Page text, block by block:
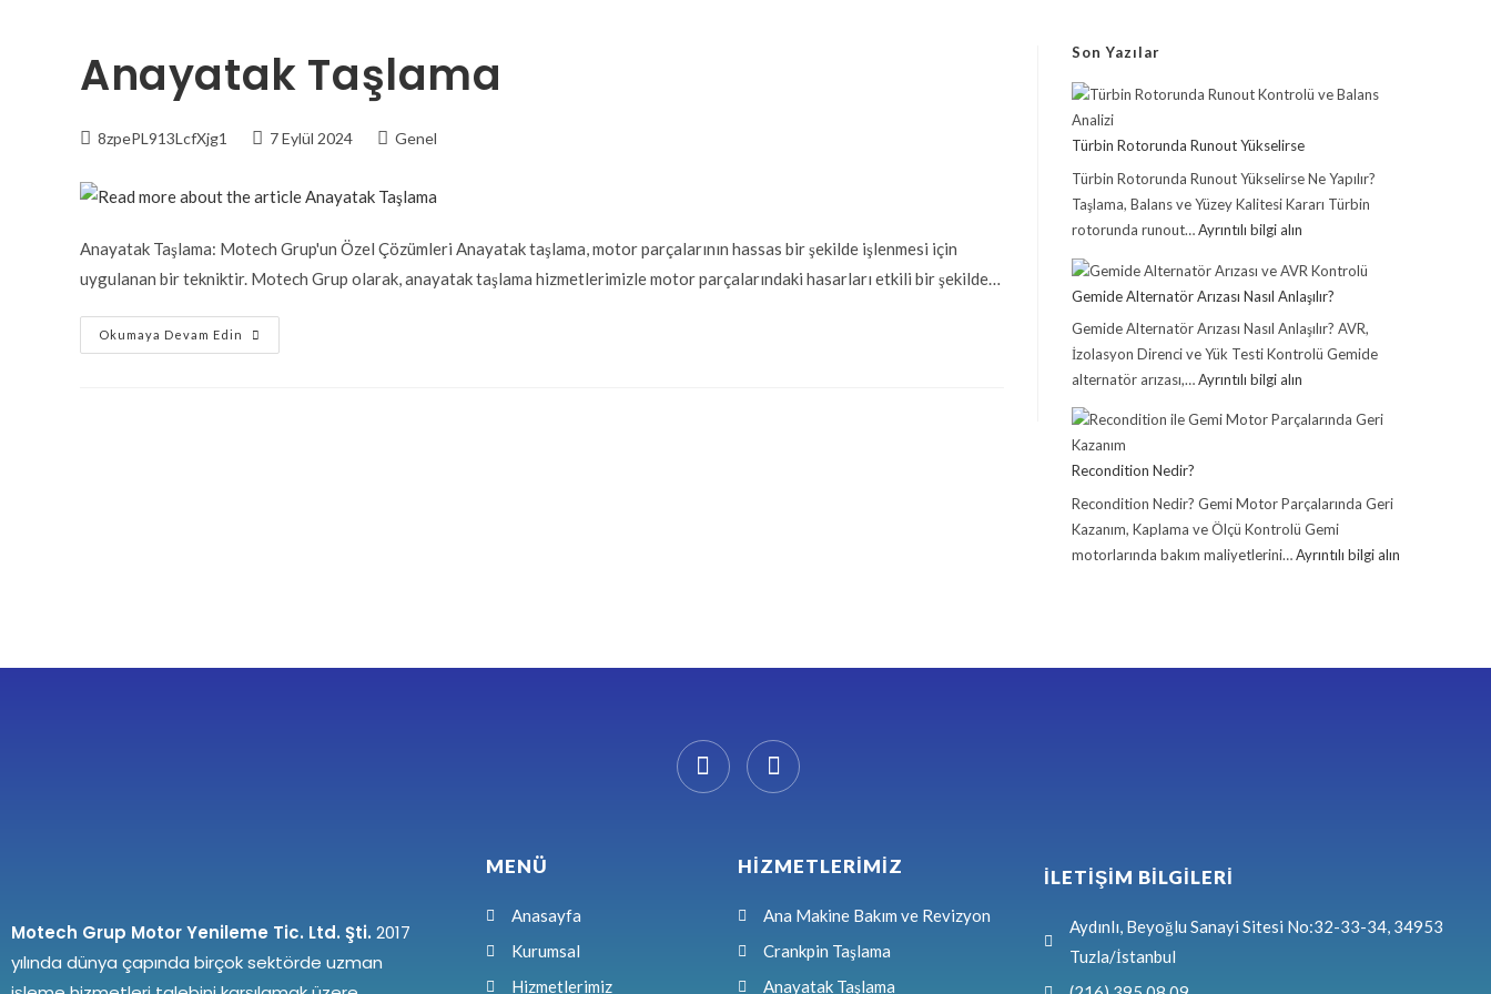
Anayatak Taşlama
8zpePL913LcfXjg1 7 Eylül 2024 Genel
Anayatak Taşlama: Motech Grup'un Özel Çözümleri Anayatak taşlama, motor parçalarının hassas bir şekilde işlenmesi için
uygulanan bir tekniktir. Motech Grup olarak, anayatak taşlama hizmetlerimizle motor parçalarındaki hasarları etkili bir şekilde…
Okumaya Devam Edin
Son Yazılar
Türbin Rotorunda Runout Yükselirse
Türbin Rotorunda Runout Yükselirse Ne Yapılır?
Taşlama, Balans ve Yüzey Kalitesi Kararı Türbin
rotorunda runout…Ayrıntılı bilgi alın
Gemide Alternatör Arızası Nasıl Anlaşılır?
Gemide Alternatör Arızası Nasıl Anlaşılır? AVR,
İzolasyon Direnci ve Yük Testi Kontrolü Gemide
alternatör arızası,…Ayrıntılı bilgi alın
Recondition Nedir?
Recondition Nedir? Gemi Motor Parçalarında Geri
Kazanım, Kaplama ve Ölçü Kontrolü Gemi
motorlarında bakım maliyetlerini…Ayrıntılı bilgi alın
Motech Grup Motor Yenileme Tic. Ltd. Şti. 2017
yılında dünya çapında birçok sektörde uzman
MENÜ
Anasayfa
Kurumsal
Hizmetlerimiz
HİZMETLERİMİZ
Ana Makine Bakım ve Revizyon
Crankpin Taşlama
Anayatak Taşlama
İLETİŞİM BİLGİLERİ
Aydınlı, Beyoğlu Sanayi Sitesi No:32-33-34, 34953
Tuzla/İstanbul